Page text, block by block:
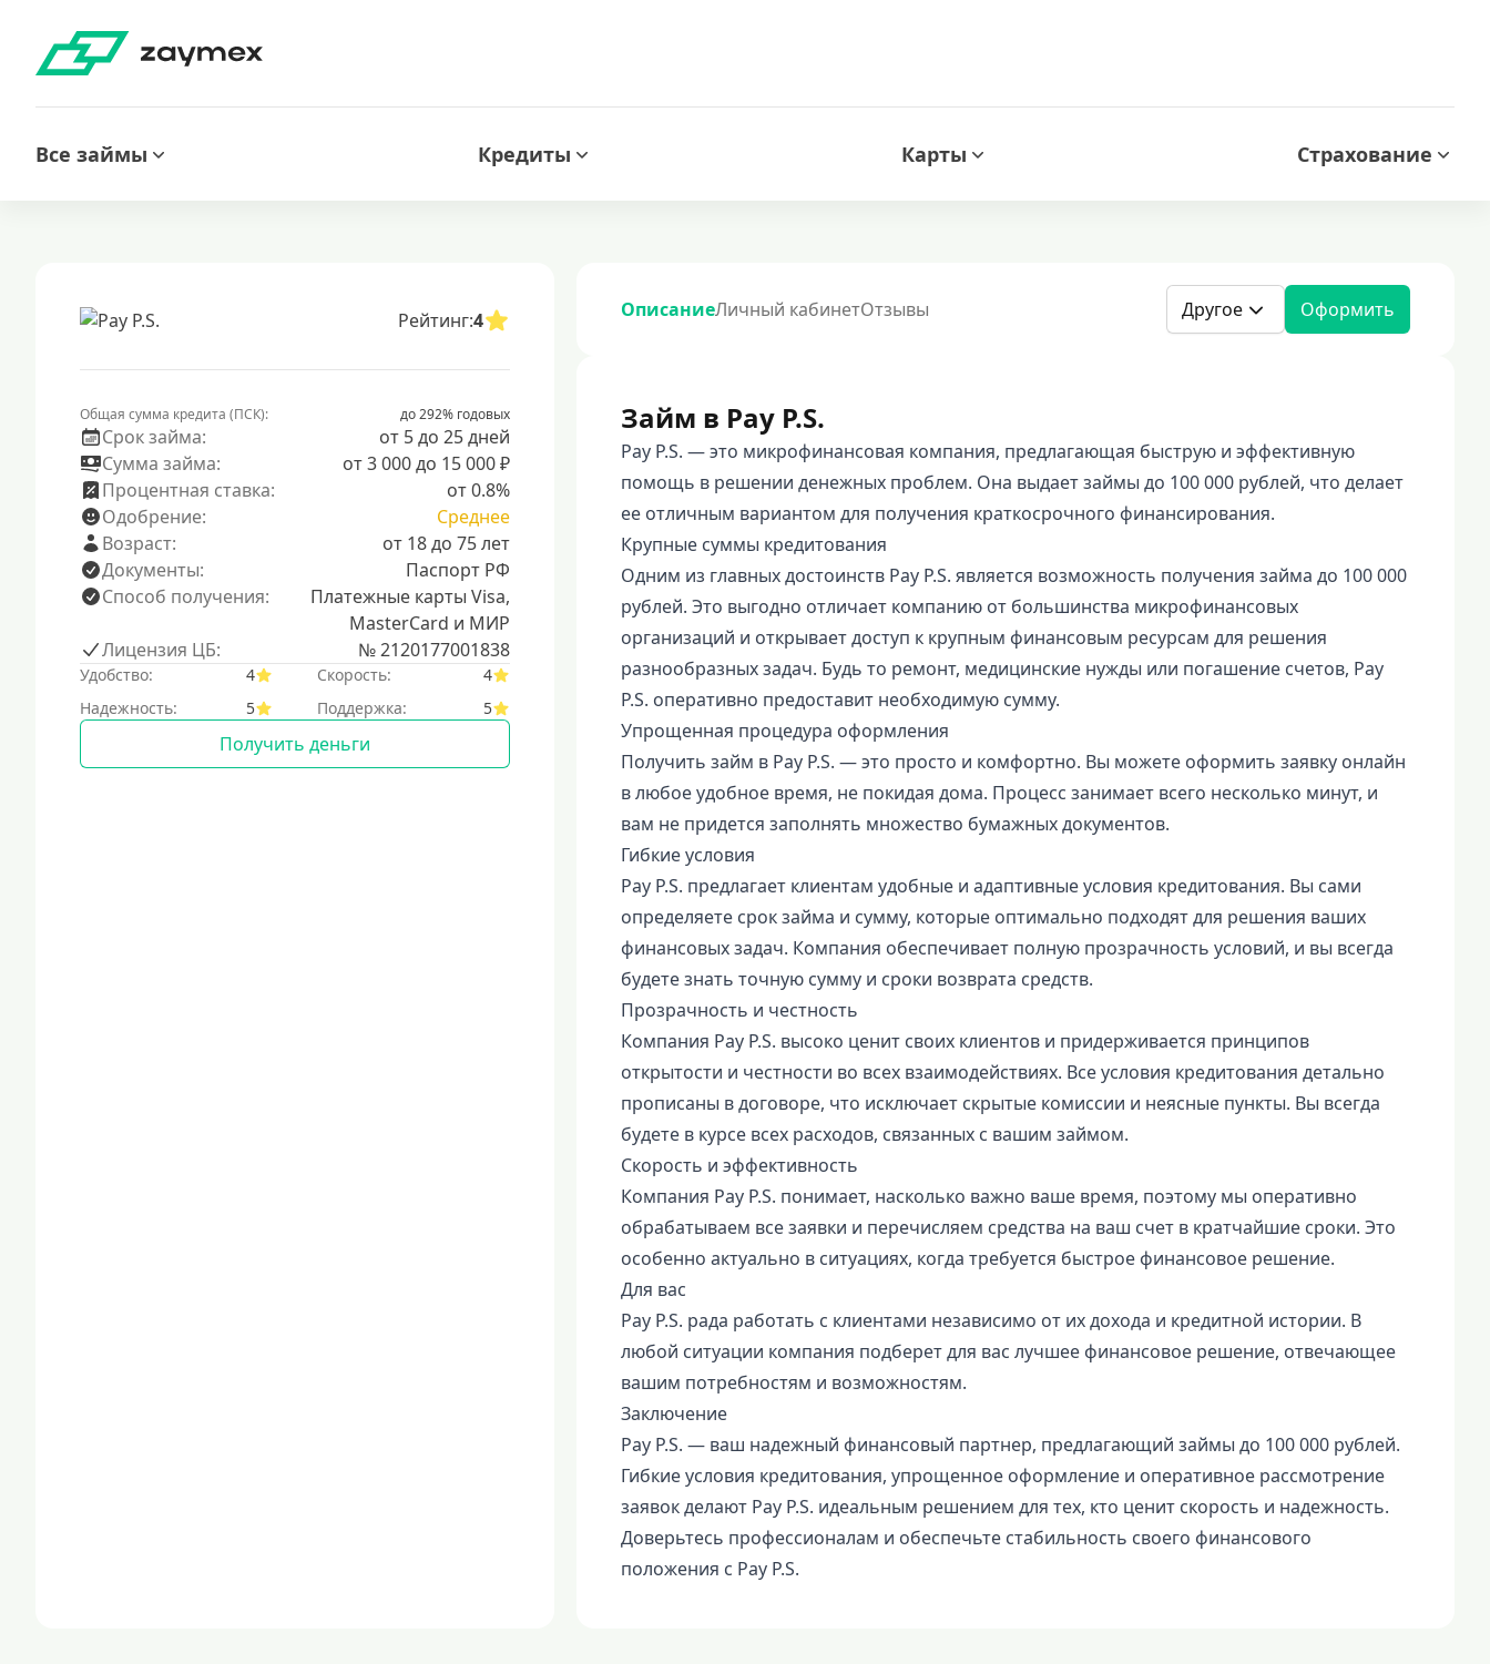
Все займы Кредиты Карты Страхование
Рейтинг:4
Общая сумма кредита (ПСК): до 292% годовых
Срок займа:
от 5 до 25 дней
Сумма займа:
от 3 000 до 15 000 ₽
Процентная ставка:
от 0.8%
Одобрение:
Среднее
Возраст:
от 18 до 75 лет
Документы:
Паспорт РФ
Способ получения:
Платежные карты Visa,
MasterCard и МИР
Лицензия ЦБ:
№ 2120177001838
Удобство: 4 Скорость:
4
Надежность:
5 Поддержка: 5
Получить деньги
ОписаниеЛичный кабинетОтзывы Другое Оформить
Займ в Pay P.S.
Pay P.S. — это микрофинансовая компания, предлагающая быструю и эффективную
помощь в решении денежных проблем. Она выдает займы до 100 000 рублей, что делает
ее отличным вариантом для получения краткосрочного финансирования.
Крупные суммы кредитования
Одним из главных достоинств Pay P.S. является возможность получения займа до 100 000
рублей. Это выгодно отличает компанию от большинства микрофинансовых
организаций и открывает доступ к крупным финансовым ресурсам для решения
разнообразных задач. Будь то ремонт, медицинские нужды или погашение счетов, Pay
P.S. оперативно предоставит необходимую сумму.
Упрощенная процедура оформления
Получить займ в Pay P.S. — это просто и комфортно. Вы можете оформить заявку онлайн
в любое удобное время, не покидая дома. Процесс занимает всего несколько минут, и
вам не придется заполнять множество бумажных документов.
Гибкие условия
Pay P.S. предлагает клиентам удобные и адаптивные условия кредитования. Вы сами
определяете срок займа и сумму, которые оптимально подходят для решения ваших
финансовых задач. Компания обеспечивает полную прозрачность условий, и вы всегда
будете знать точную сумму и сроки возврата средств.
Прозрачность и честность
Компания Pay P.S. высоко ценит своих клиентов и придерживается принципов
открытости и честности во всех взаимодействиях. Все условия кредитования детально
прописаны в договоре, что исключает скрытые комиссии и неясные пункты. Вы всегда
будете в курсе всех расходов, связанных с вашим займом.
Скорость и эффективность
Компания Pay P.S. понимает, насколько важно ваше время, поэтому мы оперативно
обрабатываем все заявки и перечисляем средства на ваш счет в кратчайшие сроки. Это
особенно актуально в ситуациях, когда требуется быстрое финансовое решение.
Для вас
Pay P.S. рада работать с клиентами независимо от их дохода и кредитной истории. В
любой ситуации компания подберет для вас лучшее финансовое решение, отвечающее
вашим потребностям и возможностям.
Заключение
Pay P.S. — ваш надежный финансовый партнер, предлагающий займы до 100 000 рублей.
Гибкие условия кредитования, упрощенное оформление и оперативное рассмотрение
заявок делают Pay P.S. идеальным решением для тех, кто ценит скорость и надежность.
Доверьтесь профессионалам и обеспечьте стабильность своего финансового
положения с Pay P.S.